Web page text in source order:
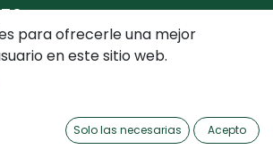
para ofrecerle una mejor
en este sitio web.
Solo las necesarias Acepto